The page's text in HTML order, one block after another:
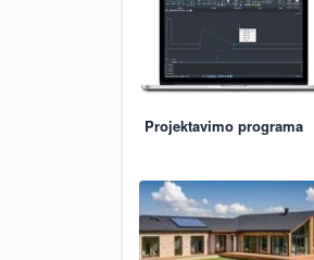
Projektavimo programa